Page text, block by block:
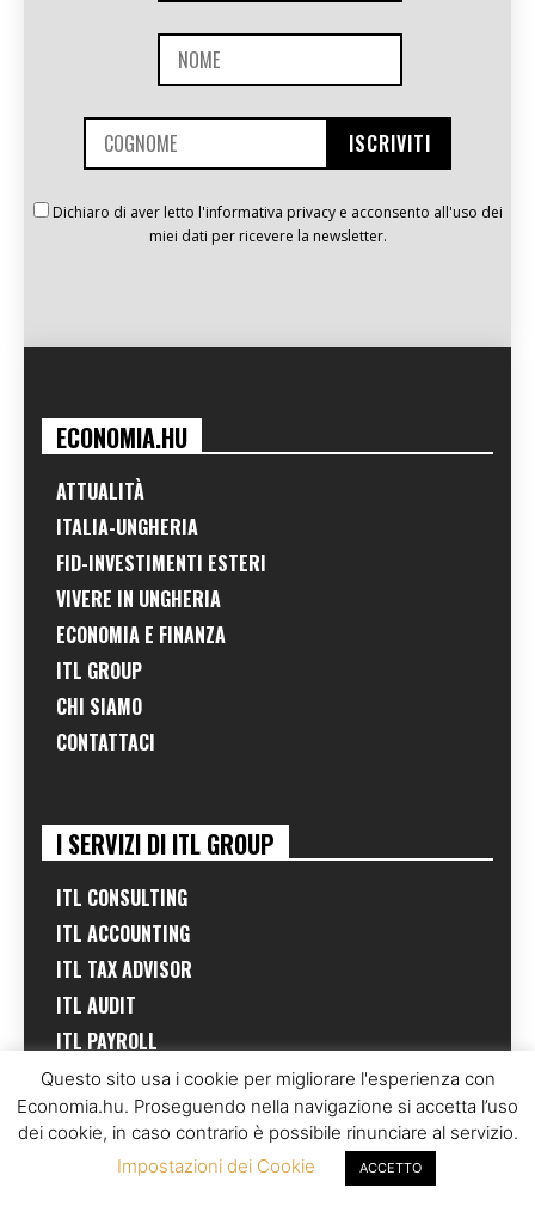
Dichiaro di aver letto l'informativa privacy e acconsento all'uso dei
miei dati per ricevere la newsletter.
ECONOMIA.HU
ATTUALITÀ
ITALIA-UNGHERIA
FID-INVESTIMENTI ESTERI
VIVERE IN UNGHERIA
ECONOMIA E FINANZA
ITL GROUP
CHI SIAMO
CONTATTACI
I SERVIZI DI ITL GROUP
ITL CONSULTING
ITL ACCOUNTING
ITL TAX ADVISOR
ITL AUDIT
ITL PAYROLL
ITL HR SOLUTIONS
ITL REAL ESTATE
ITL MARKETING
LAJOS LAW FIRM
Questo sito usa i cookie per migliorare l'esperienza con
Economia.hu. Proseguendo nella navigazione si accetta l’uso
dei cookie, in caso contrario è possibile rinunciare al servizio.
Impostazioni dei Cookie
ACCETTO